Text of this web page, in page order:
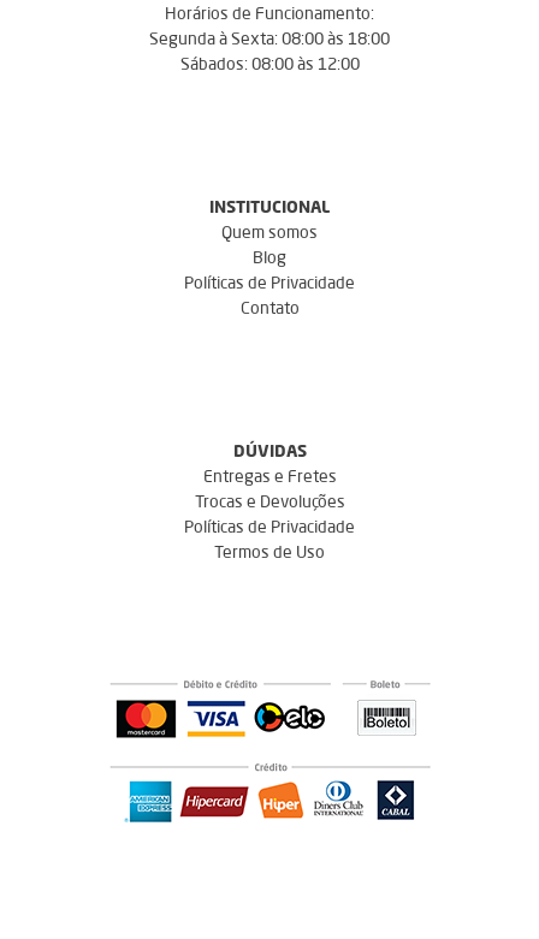
Horários de Funcionamento:
Segunda à Sexta: 08:00 às 18:00
Sábados: 08:00 às 12:00
INSTITUCIONAL
Quem somos
Blog
Políticas de Privacidade
Contato
DÚVIDAS
Entregas e Fretes
Trocas e Devoluções
Políticas de Privacidade
Termos de Uso